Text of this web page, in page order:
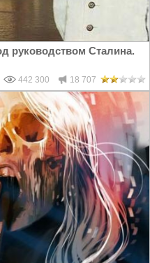
руководством Сталина.
442 300 18 707